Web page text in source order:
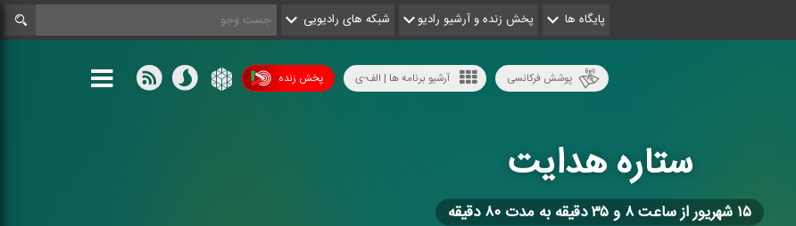
پایگاه ها پخش زنده و آرشیو رادیو شبکه های رادیویی
پخش زنده آرشیو برنامه ها | الف-ی پوشش فرکانسی
ستاره هدایت
۱۵ شهریور از ساعت ۸ و ۳۵ دقیقه به مدت ۸۰ دقیقه